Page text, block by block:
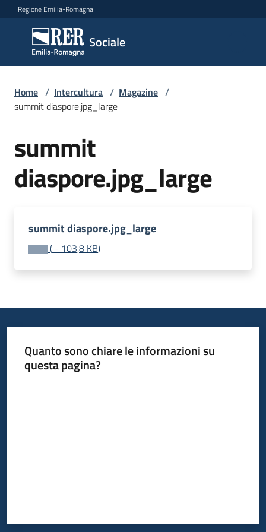
Vai al contenuto
Vai alla navigazione
Vai al footer
Regione Emilia-Romagna
Sociale
Sociale
Argomenti
Servizi
Atti
Bandi
Progetti
Seguici
Home / Intercultura / Magazine /
summit diaspore.jpg_large
summit
diaspore.jpg_large
summit diaspore.jpg_large
( - 103,8 KB)
Quanto sono chiare le informazioni su
questa pagina?